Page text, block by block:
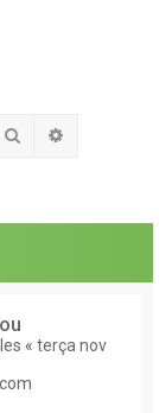
r
Pesquisar
« terça nov